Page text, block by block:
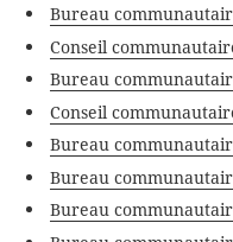
Bureau
Conseil
Bureau
Conseil
Bureau
Bureau
Bureau